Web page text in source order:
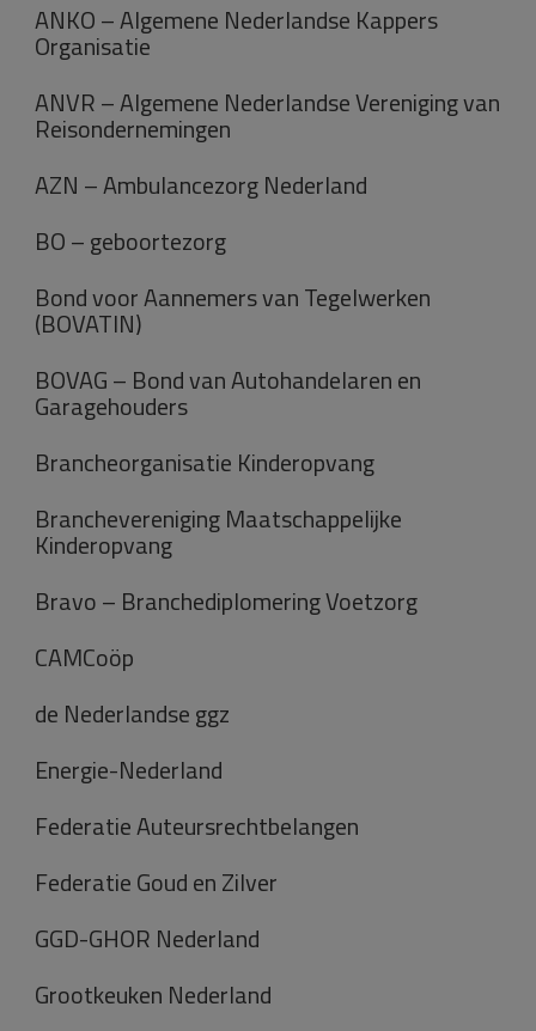
ANKO – Algemene Nederlandse Kappers
Organisatie
ANVR – Algemene Nederlandse Vereniging van
Reisondernemingen
AZN – Ambulancezorg Nederland
BO – geboortezorg
Bond voor Aannemers van Tegelwerken
(BOVATIN)
BOVAG – Bond van Autohandelaren en
Garagehouders
Brancheorganisatie Kinderopvang
Branchevereniging Maatschappelijke
Kinderopvang
Bravo – Branchediplomering Voetzorg
CAMCoöp
de Nederlandse ggz
Energie-Nederland
Federatie Auteursrechtbelangen
Federatie Goud en Zilver
GGD-GHOR Nederland
Grootkeuken Nederland